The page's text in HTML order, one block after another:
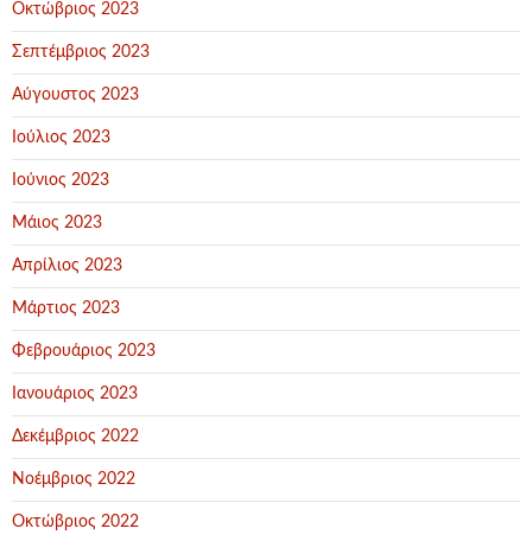
Οκτώβριος 2023
Σεπτέμβριος 2023
Αύγουστος 2023
Ιούλιος 2023
Ιούνιος 2023
Μάιος 2023
Απρίλιος 2023
Μάρτιος 2023
Φεβρουάριος 2023
Ιανουάριος 2023
Δεκέμβριος 2022
Νοέμβριος 2022
Οκτώβριος 2022